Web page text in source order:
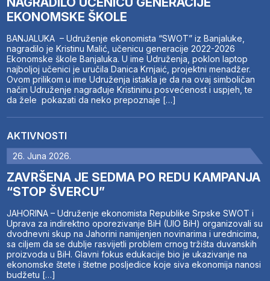
EKONOMSKE ŠKOLE
BANJALUKA – Udruženje ekonomista “SWOT” iz Banjaluke,
nagradilo je Kristinu Malić, učenicu generacije 2022-2026
Ekonomske škole Banjaluka. U ime Udruženja, poklon laptop
najboljoj učenici je uručila Danica Krnjaić, projektni menadžer.
Ovom prilikom u ime Udruženja istakla je da na ovaj simboličan
način Udruženje nagrađuje Kristininu posvećenost i uspjeh, te
da žele pokazati da neko prepoznaje […]
AKTIVNOSTI
26. Juna 2026.
ZAVRŠENA JE SEDMA PO REDU KAMPANJA
“STOP ŠVERCU”
JAHORINA – Udruženje ekonomista Republike Srpske SWOT i
Uprava za indirektno oporezivanje BiH (UIO BiH) organizovali su
dvodnevni skup na Jahorini namijenjen novinarima i urednicima,
sa ciljem da se dublje rasvijetli problem crnog tržišta duvanskih
proizvoda u BiH. Glavni fokus edukacije bio je ukazivanje na
ekonomske štete i štetne posljedice koje siva ekonomija nanosi
budžetu […]